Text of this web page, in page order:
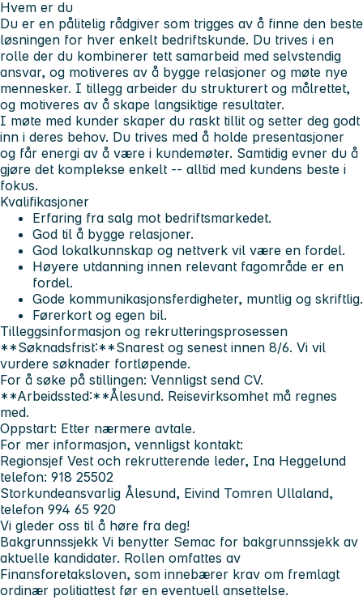
Hvem er du
Du er en pålitelig rådgiver som trigges av å finne den beste
løsningen for hver enkelt bedriftskunde. Du trives i en
rolle der du kombinerer tett samarbeid med selvstendig
ansvar, og motiveres av å bygge relasjoner og møte nye
mennesker. I tillegg arbeider du strukturert og målrettet,
og motiveres av å skape langsiktige resultater.
I møte med kunder skaper du raskt tillit og setter deg godt
inn i deres behov. Du trives med å holde presentasjoner
og får energi av å være i kundemøter. Samtidig evner du å
gjøre det komplekse enkelt -- alltid med kundens beste i
fokus.
Kvalifikasjoner
Erfaring fra salg mot bedriftsmarkedet.
God til å bygge relasjoner.
God lokalkunnskap og nettverk vil være en fordel.
Høyere utdanning innen relevant fagområde er en
fordel.
Gode kommunikasjonsferdigheter, muntlig og skriftlig.
Førerkort og egen bil.
Tilleggsinformasjon og rekrutteringsprosessen
**Søknadsfrist:**Snarest og senest innen 8/6. Vi vil
vurdere søknader fortløpende.
For å søke på stillingen: Vennligst send CV.
**Arbeidssted:**Ålesund. Reisevirksomhet må regnes
med.
Oppstart: Etter nærmere avtale.
For mer informasjon, vennligst kontakt:
Regionsjef Vest och rekrutterende leder, Ina Heggelund
telefon: 918 25502
Storkundeansvarlig Ålesund, Eivind Tomren Ullaland,
telefon 994 65 920
Vi gleder oss til å høre fra deg!
Bakgrunnssjekk Vi benytter Semac for bakgrunnssjekk av
aktuelle kandidater. Rollen omfattes av
Finansforetaksloven, som innebærer krav om fremlagt
ordinær politiattest før en eventuell ansettelse.